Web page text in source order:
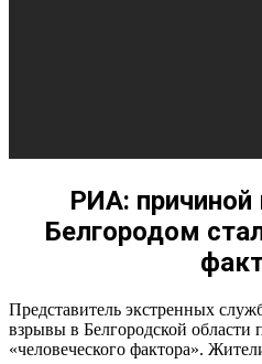
РИА:
Белгородом
Представитель экстренных
взрывы в Белгородской области
«человеческого фактора».